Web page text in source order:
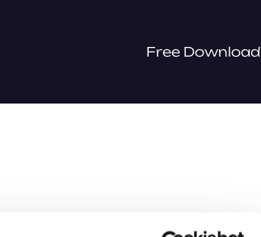
Free Download